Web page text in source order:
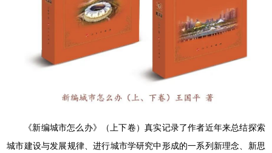
《新编城市怎么办》（上下卷）真实记录了作者近年来总结探索
城市建设与发展规律、进行城市学研究中形成的一系列新理念、新思